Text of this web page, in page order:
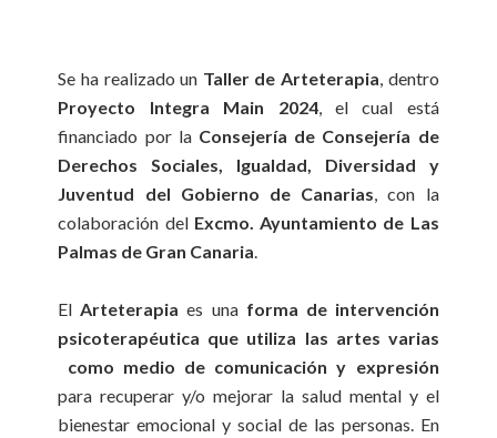
Se ha realizado un Taller de Arteterapia, dentro
Proyecto Integra Main 2024, el cual está
financiado por la Consejería de Consejería de
Derechos Sociales, Igualdad, Diversidad y
Juventud del Gobierno de Canarias, con la
colaboración del Excmo. Ayuntamiento de Las
Palmas de Gran Canaria.
ElArteterapia es una forma de intervención
psicoterapéutica que utiliza las artes varias
como medio de comunicación y expresión
para recuperar y/o mejorar la salud mental y el
bienestar emocional y social de las personas. En